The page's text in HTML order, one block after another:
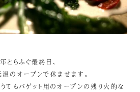
とらふぐ最終日、
温のオーブンで休ませます。
てもバゲット用のオーブンの残り火的な